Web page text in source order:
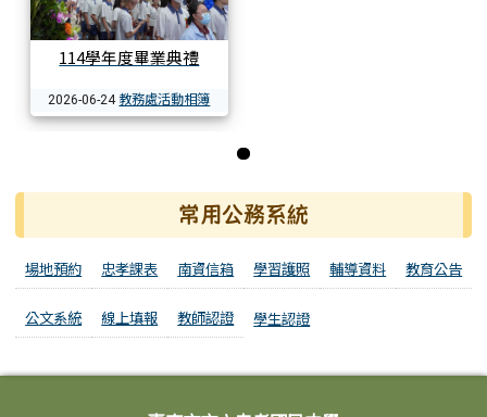
114學年度畢業典禮
2026-06-24 教務處活動相簿
常用公務系統
場地預約 忠孝課表 南資信箱 學習護照 輔導資料 教育公告
公文系統 線上填報 教師認證 學生認證